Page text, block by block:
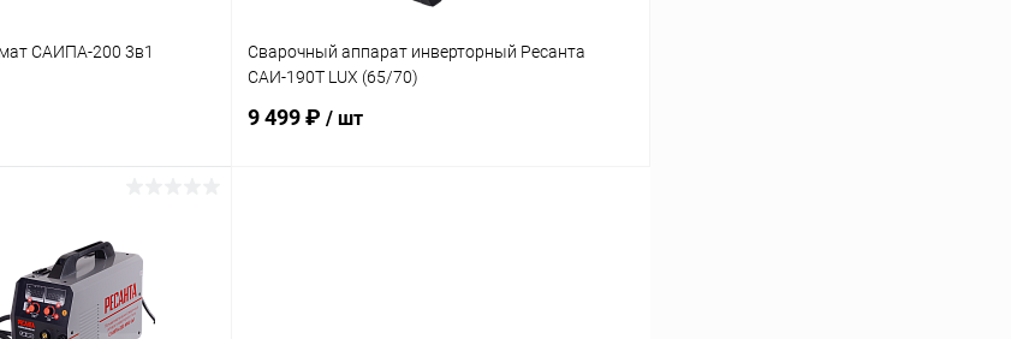
САИПА-200 3в1
К сравнению
В наличии
Сварочный аппарат инверторный Ресанта
САИ-190Т LUX (65/70)
9 499 ₽ / шт